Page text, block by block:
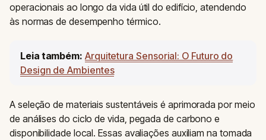
operacionais ao longo da vida útil do edifício, atendendo
às normas de desempenho térmico.
Leia também: Arquitetura Sensorial: O Futuro do
Design de Ambientes
A seleção de materiais sustentáveis é aprimorada por meio
de análises do ciclo de vida, pegada de carbono e
disponibilidade local. Essas avaliações auxiliam na tomada